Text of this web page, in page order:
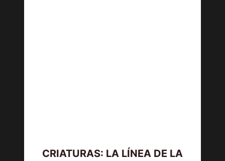
CRIATURAS: LA LÍNEA DE LA